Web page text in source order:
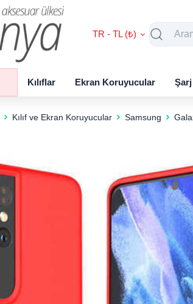
TR - TL (₺)
Kılıflar Ekran Koruyucular Şarj
Kılıf ve Ekran Koruyucular Samsung